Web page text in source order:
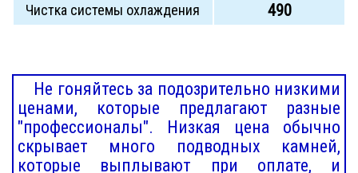
Чистка системы охлаждения 490
Не гоняйтесь за подозрительно низкими
ценами, которые предлагают разные
"профессионалы". Низкая цена обычно
скрывает много подводных камней,
которые выплывают при оплате, и